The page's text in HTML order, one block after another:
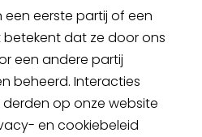
een eerste partij of een
betekent dat ze door ons
een andere partij
beheerd. Interacties
op onze website
en cookiebeleid